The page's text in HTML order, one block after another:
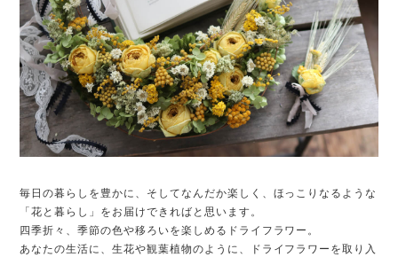
毎日の暮らしを豊かに、そしてなんだか楽しく、ほっこりなるような
「花と暮らし」をお届けできればと思います。
四季折々、季節の色や移ろいを楽しめるドライフラワー。
あなたの生活に、生花や観葉植物のように、ドライフラワーを取り入